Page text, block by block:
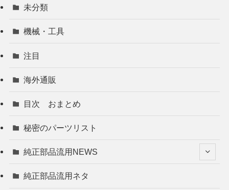
未分類
機械・工具
注目
海外通販
目次 おまとめ
秘密のパーツリスト
純正部品流用NEWS
純正部品流用ネタ